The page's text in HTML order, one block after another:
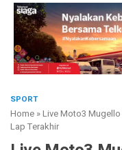
SPORT
Home »Live Moto3 Mugello
Lap Terakhir